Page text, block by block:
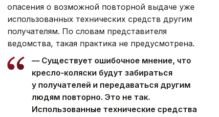
опасения о возможной повторной выдаче уже
использованных технических средств другим
получателям. По словам представителя
ведомства, такая практика не предусмотрена.
— Существует ошибочное мнение, что
кресло-коляски будут забираться
у получателей и передаваться другим
людям повторно. Это не так.
Использованные технические средства